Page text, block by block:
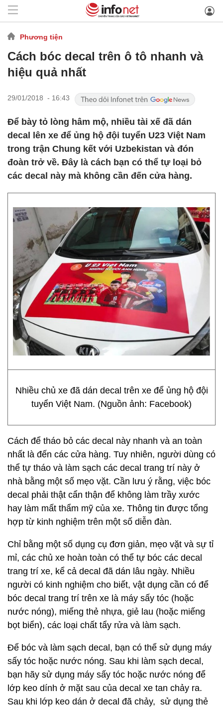
Phương tiện
Cách bóc decal trên ô tô nhanh và
hiệu quả nhất
29/01/2018 - 16:43
Để bày tỏ lòng hâm mộ, nhiều tài xế đã dán
decal lên xe để ủng hộ đội tuyển U23 Việt Nam
trong trận Chung kết với Uzbekistan và đón
đoàn trở về. Đây là cách bạn có thể tự loại bỏ
các decal này mà không cần đến cửa hàng.
Nhiều chủ xe đã dán decal trên xe để ủng hộ đội
tuyển Việt Nam. (Nguồn ảnh: Facebook)
Cách để tháo bỏ các decal này nhanh và an toàn
nhất là đến các cửa hàng. Tuy nhiên, người dùng có
thể tự tháo và làm sạch các decal trang trí này ở
nhà bằng một số mẹo vặt. Cần lưu ý rằng, việc bóc
decal phải thật cẩn thận để không làm trầy xước
hay làm mất thẩm mỹ của xe. Thông tin được tổng
hợp từ kinh nghiệm trên một số diễn đàn.
Chỉ bằng một số dụng cụ đơn giản, mẹo vặt và sự tỉ
mỉ, các chủ xe hoàn toàn có thể tự bóc các decal
trang trí xe, kể cả decal đã dán lâu ngày. Nhiều
người có kinh nghiệm cho biết, vật dụng cần có để
bóc decal trang trí trên xe là máy sấy tóc (hoặc
nước nóng), miếng thẻ nhựa, giẻ lau (hoặc miếng
bọt biển), các loại chất tẩy rửa và làm sạch.
Để bóc và làm sạch decal, bạn có thể sử dụng máy
sấy tóc hoặc nước nóng. Sau khi làm sạch decal,
bạn hãy sử dụng máy sấy tóc hoặc nước nóng để
lớp keo dính ở mặt sau của decal xe tan chảy ra.
Sau khi lớp keo dán ở decal đã chảy, sử dụng thẻ